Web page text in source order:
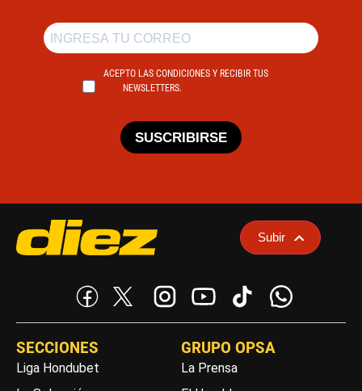
ACEPTO LAS CONDICIONES Y RECIBIR TUS
NEWSLETTERS.
SUSCRIBIRSE
Subir
SECCIONES
Liga Hondubet
GRUPO OPSA
La Prensa